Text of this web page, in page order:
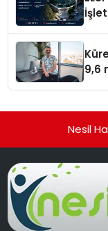
9,6
Nesil